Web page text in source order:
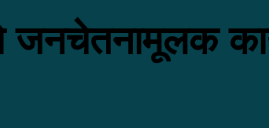
जनचेतनामूलक